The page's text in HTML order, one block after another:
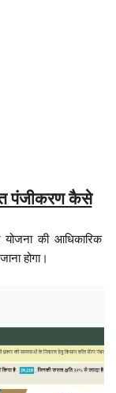
पंजीकरण कैसे
की आधिकारिक
होगा।